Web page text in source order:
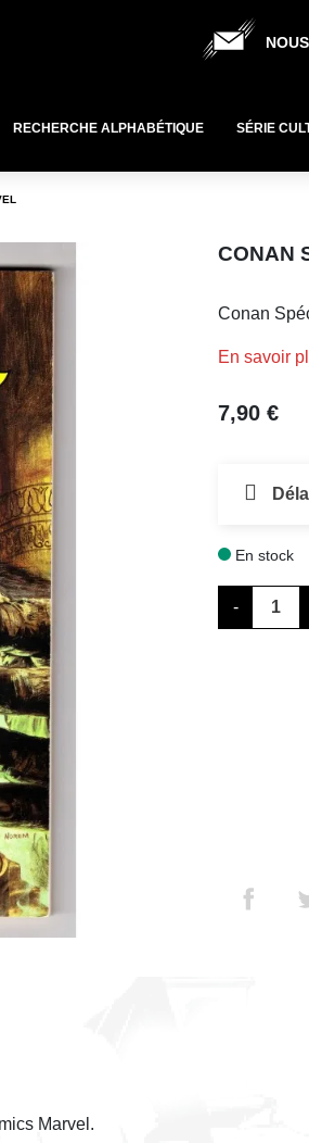
RECHERCHE ALPHABÉTIQUE SÉRIE
CONAN
Conan
En savoir
7,90 €
En stock
-
Marvel.